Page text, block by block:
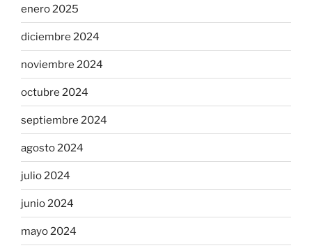
enero 2025
diciembre 2024
noviembre 2024
octubre 2024
septiembre 2024
agosto 2024
julio 2024
junio 2024
mayo 2024